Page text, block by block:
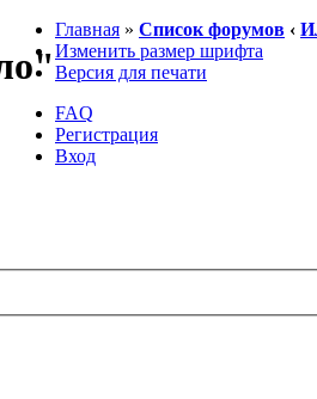
Главная » Список форумов ‹
Изменить размер шрифта
Версия для печати
FAQ
Регистрация
Вход